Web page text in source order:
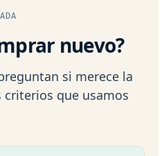
nuevo?
si merece la
criterios que usamos